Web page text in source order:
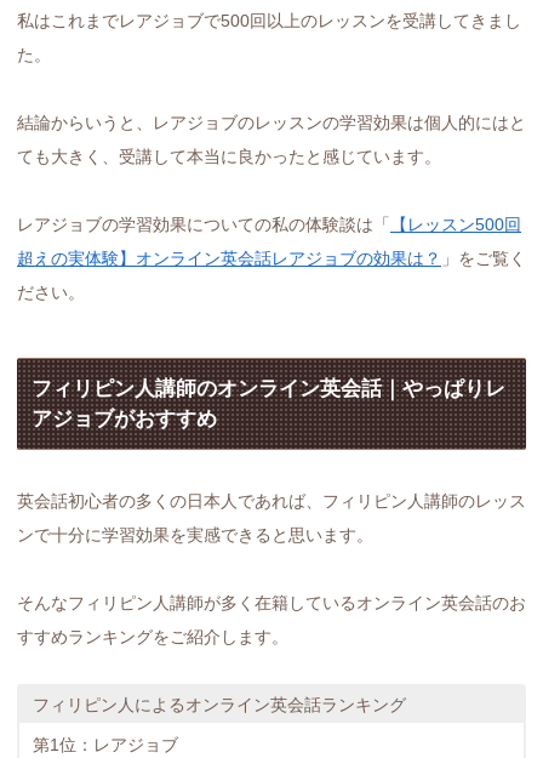
私はこれまでレアジョブで500回以上のレッスンを受講してきまし
た。
結論からいうと、レアジョブのレッスンの学習効果は個人的にはと
ても大きく、受講して本当に良かったと感じています。
レアジョブの学習効果についての私の体験談は「
【レッスン500回
超えの実体験】オンライン英会話レアジョブの効果は？ 」をご覧く
ださい。
フィリピン人講師のオンライン英会話｜やっぱりレ
アジョブがおすすめ
英会話初心者の多くの日本人であれば、フィリピン人講師のレッス
ンで十分に学習効果を実感できると思います。
そんなフィリピン人講師が多く在籍しているオンライン英会話のお
すすめランキングをご紹介します。
フィリピン人によるオンライン英会話ランキング
第1位：レアジョブ